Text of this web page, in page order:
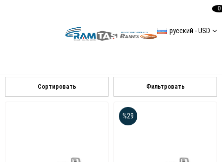
русский - USD
0
Фильтровать
Сортировать
%29